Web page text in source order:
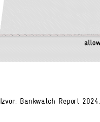
Izvor: Bankwatch Report 2024.